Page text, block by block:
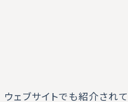
ウェブサイトでも紹介され